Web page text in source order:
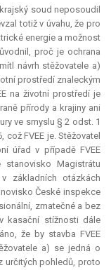
soud neposoudil
totiž v úvahu, že pro
energie a možnost
proč je ochrana
návrh stěžovatele a)
prostředí znaleckým
na životní prostředí je
přírody a krajiny ani
ve smyslu § 2 odst. 1
FVEE je. Stěžovatel
úřad v případě FVEE
Magistrátu
základních otázkách
České inspekce
zmatečné a bez
kasační stížnosti dále
že by stavba FVEE
a) se jedná o
určitých pohledů, proto